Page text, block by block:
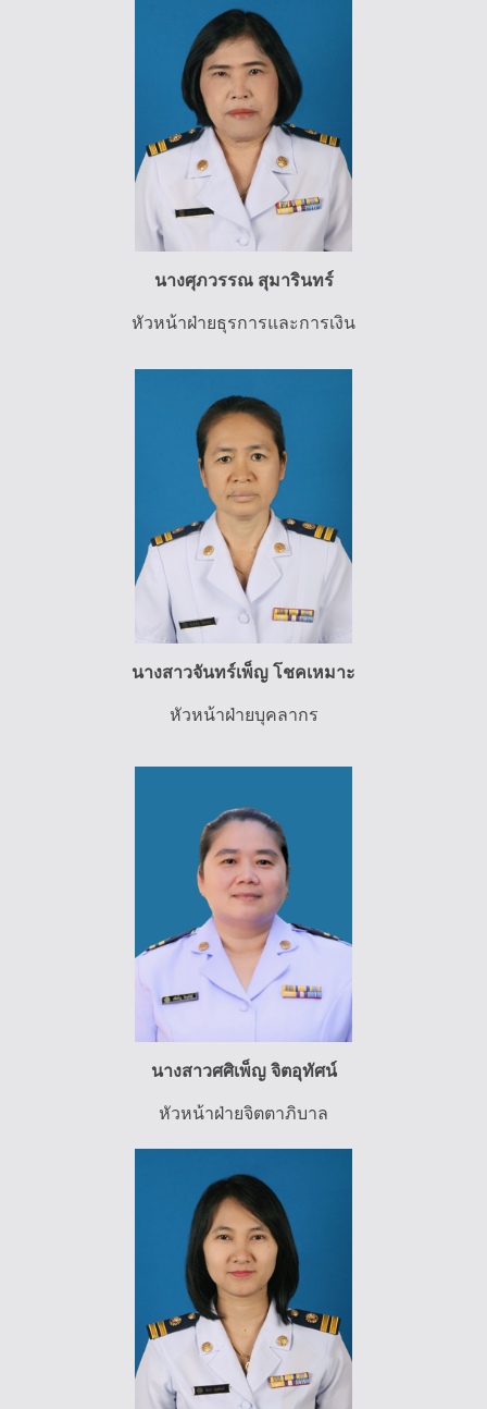
นางศุภวรรณ สุมารินทร์
หัวหน้าฝ่ายธุรการและการเงิน
นางสาวจันทร์เพ็ญ โชคเหมาะ
หัวหน้าฝ่ายบุคลากร
นางสาวศศิเพ็ญ จิตอุทัศน์
หัวหน้าฝ่ายจิตตาภิบาล